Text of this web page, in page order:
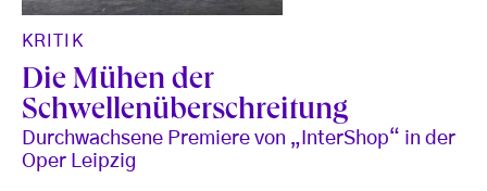
KRITIK
Die Mühen der
Schwellenüberschreitung
Durchwachsene Premiere von „InterShop“ in der
Oper Leipzig